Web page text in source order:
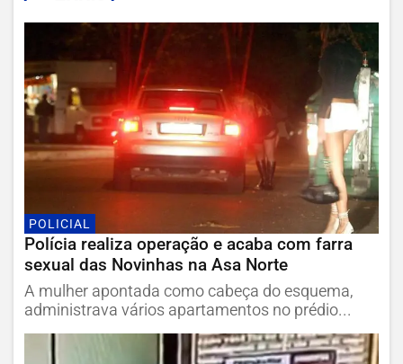
POLICIAL
Polícia realiza operação e acaba com farra
sexual das Novinhas na Asa Norte
A mulher apontada como cabeça do esquema,
administrava vários apartamentos no prédio...